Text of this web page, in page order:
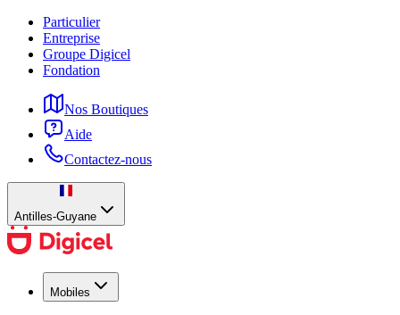
Particulier
Entreprise
Groupe Digicel
Fondation
Nos Boutiques
Aide
Contactez-nous
Antilles-Guyane
Mobiles